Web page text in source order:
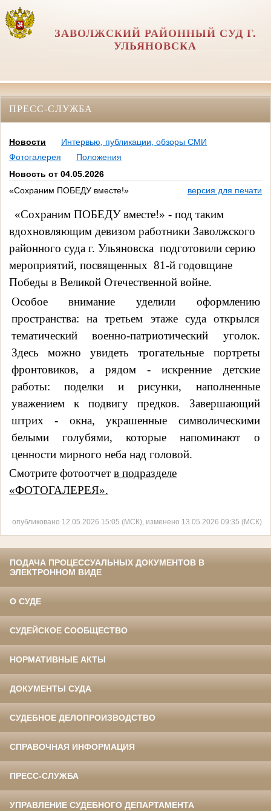
ЗАВОЛЖСКИЙ РАЙОННЫЙ СУД Г.
УЛЬЯНОВСКА
ПРЕСС-СЛУЖБА
Новости
Интервью, публикации, обзоры СМИ
Фотогалерея
Положения
Новость от 04.05.2026
«Сохраним ПОБЕДУ вместе!»
версия для печати
«Сохраним ПОБЕДУ вместе!» - под таким
вдохновляющим девизом работники Заволжского
районного суда г. Ульяновска подготовили серию
мероприятий, посвященных 81‑й годовщине
Победы в Великой Отечественной войне.
Особое внимание уделили оформлению
пространства: на третьем этаже суда открылся
тематический военно‑патриотический уголок.
Здесь можно увидеть трогательные портреты
фронтовиков, а рядом - искренние детские
работы: поделки и рисунки, наполненные
уважением к подвигу предков. Завершающий
штрих - окна, украшенные символическими
белыми голубями, которые напоминают о
ценности мирного неба над головой.
Смотрите фотоотчет в подразделе
«ФОТОГАЛЕРЕЯ».
опубликовано 12.05.2026 15:05 (МСК), изменено 13.05.2026 09:35 (МСК)
ПОДАЧА ПРОЦЕССУАЛЬНЫХ ДОКУМЕНТОВ В
ЭЛЕКТРОННОМ ВИДЕ
О СУДЕ
СУДЕЙСКОЕ СООБЩЕСТВО
НОРМАТИВНЫЕ АКТЫ
ДОКУМЕНТЫ СУДА
СУДЕБНОЕ ДЕЛОПРОИЗВОДСТВО
СПРАВОЧНАЯ ИНФОРМАЦИЯ
ПРЕСС-СЛУЖБА
УПРАВЛЕНИЕ СУДЕБНОГО ДЕПАРТАМЕНТА